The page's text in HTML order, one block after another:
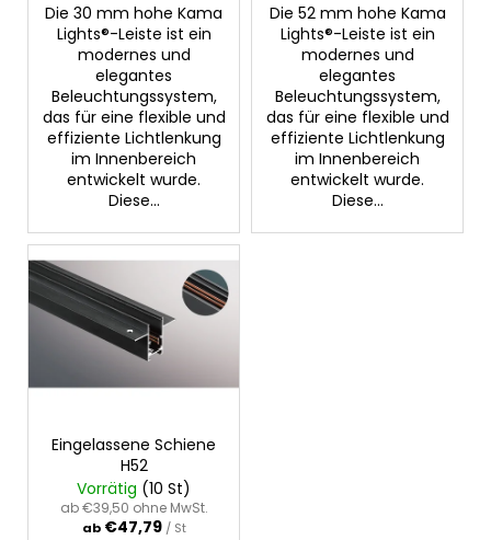
Die 30 mm hohe Kama
Lights®-Leiste ist ein
modernes und
elegantes
Beleuchtungssystem,
das für eine flexible und
effiziente Lichtlenkung
im Innenbereich
entwickelt wurde.
Diese...
Die 52 mm hohe Kama
Lights®-Leiste ist ein
modernes und
elegantes
Beleuchtungssystem,
das für eine flexible und
effiziente Lichtlenkung
im Innenbereich
entwickelt wurde.
Diese...
Eingelassene Schiene
H52
Vorrätig (10 St)
ab €39,50 ohne MwSt.
ab€47,79 / St